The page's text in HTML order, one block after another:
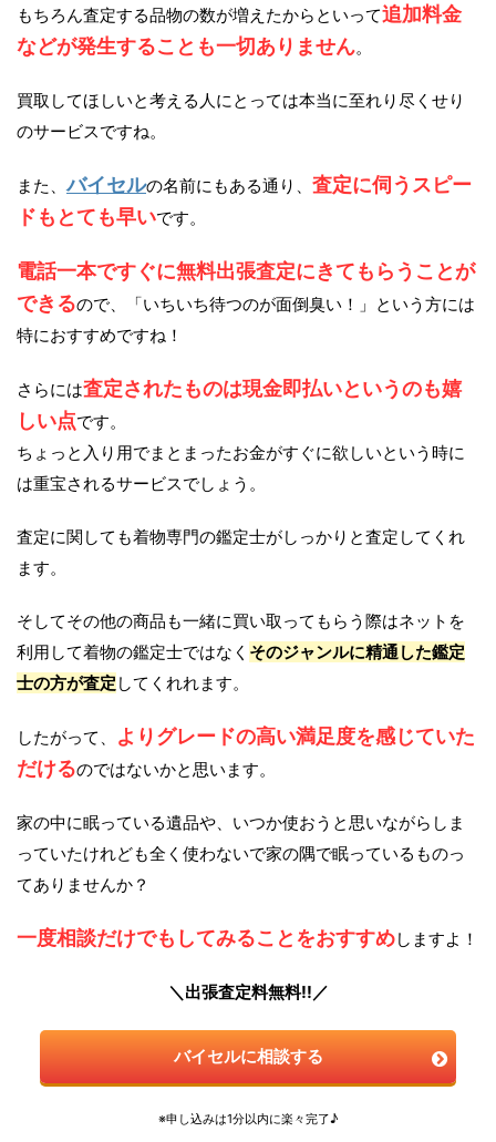
もちろん査定する品物の数が増えたからといって追加料金
などが発生することも一切ありません。
買取してほしいと考える人にとっては本当に至れり尽くせり
のサービスですね。
また、バイセルの名前にもある通り、 査定に伺うスピー
ドもとても早いです。
電話一本ですぐに無料出張査定にきてもらうことが
できるので、「いちいち待つのが面倒臭い！」という方には
特におすすめですね！
さらには査定されたものは現金即払いというのも嬉
しい点です。
ちょっと入り用でまとまったお金がすぐに欲しいという時に
は重宝されるサービスでしょう。
査定に関しても着物専門の鑑定士がしっかりと査定してくれ
ます。
そしてその他の商品も一緒に買い取ってもらう際はネットを
利用して着物の鑑定士ではなく そのジャンルに精通した鑑定
士の方が査定 してくれれます。
したがって、
よりグレードの高い満足度を感じていた
だけるのではないかと思います。
家の中に眠っている遺品や、いつか使おうと思いながらしま
っていたけれども全く使わないで家の隅で眠っているものっ
てありませんか？
一度相談だけでもしてみることをおすすめしますよ！
＼出張査定料無料!!／
バイセルに相談する
※申し込みは1分以内に楽々完了♪